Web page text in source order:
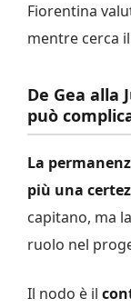
Fiorentina
mentre cerca
De Gea alla
può
La
più una
capitano, ma
ruolo nel
Il nodo è il